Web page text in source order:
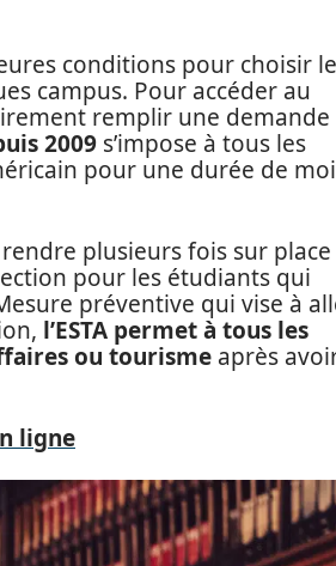
conditions pour choisir
campus. Pour accéder au
remplir une demande
2009 s’impose à tous les
pour une durée de
plusieurs fois sur
pour les étudiants qui
préventive qui vise à
l’ESTA permet à tous les
ou tourisme après
ligne